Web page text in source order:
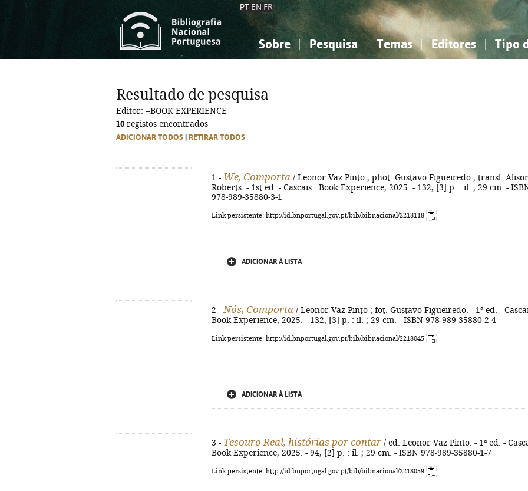
PT EN FR
Sobre Pesquisa Temas
Ciências sociais...
Editores Tipo
Ciências sociais...
Resultado de pesquisa
Editor: =BOOK EXPERIENCE
10 registos encontrados
ADICIONAR TODOS RETIRAR TODOS
1 - We, Comporta / Leonor Vaz Pinto ; phot. Gustavo Figueiredo ; transl.
Roberts. - 1st ed. - Cascais : Book Experience, 2025. - 132, [3] p. : il. ; 29 cm. -
978-989-35880-3-1
Link persistente: http://id.bnportugal.gov.pt/bib/bibnacional/2218118
ADICIONAR À LISTA
2 - Nós, Comporta / Leonor Vaz Pinto ; fot. Gustavo Figueiredo. - 1ª ed. -
Book Experience, 2025. - 132, [3] p. : il. ; 29 cm. - ISBN 978-989-35880-2-4
Link persistente: http://id.bnportugal.gov.pt/bib/bibnacional/2218045
ADICIONAR À LISTA
3 - Tesouro Real, histórias por contar / ed. Leonor Vaz Pinto. - 1ª ed. -
Book Experience, 2025. - 94, [2] p. : il. ; 29 cm. - ISBN 978-989-35880-1-7
Link persistente: http://id.bnportugal.gov.pt/bib/bibnacional/2218059